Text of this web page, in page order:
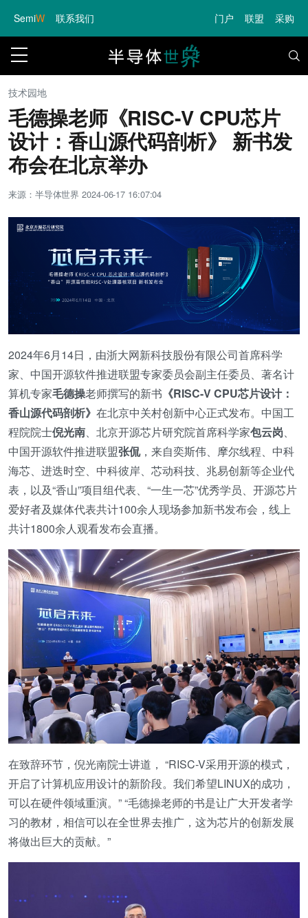
SemiW 联系我们 门户 联盟 采购
技术园地
毛德操老师《RISC-V CPU芯片
设计：香山源代码剖析》 新书发
布会在北京举办
来源：半导体世界2024-06-17 16:07:04
2024年6月14日，由浙大网新科技股份有限公司首席科学
家、中国开源软件推进联盟专家委员会副主任委员、著名计
算机专家毛德操老师撰写的新书 《RISC-V CPU芯片设计：
香山源代码剖析》 在北京中关村创新中心正式发布。中国工
程院院士倪光南 、北京开源芯片研究院首席科学家包云岗
中国开源软件推进联盟张侃，来自奕斯伟、摩尔线程、中科
海芯、进迭时空、中科彼岸、芯动科技、兆易创新等企业代
表，以及“香山”项目组代表、“一生一芯”优秀学员、开源芯片
爱好者及媒体代表共计100余人现场参加新书发布会，线上
共计1800余人观看发布会直播。
在致辞环节，倪光南院士讲道， “RISC-V采用开源的模式，
开启了计算机应用设计的新阶段。我们希望LINUX的成功，
可以在硬件领域重演。” “毛德操老师的书是让广大开发者学
习的教材，相信可以在全世界去推广，这为芯片的创新发展
将做出巨大的贡献。”